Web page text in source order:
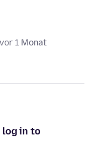
1 Monat
log in to